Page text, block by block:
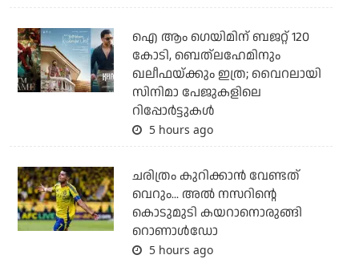
ഐ ആം ഗെയിമിന് ബജറ്റ് 120
കോടി, ബെത്‌ലഹേമിനും
ഖലീഫയ്ക്കും ഇത്ര; വൈറലായി
സിനിമാ പേജുകളിലെ
റിപ്പോര്‍ട്ടുകള്‍
5 hours ago
ചരിത്രം കുറിക്കാന്‍ വേണ്ടത്
വെറും... അല്‍ നസറിന്റെ
കൊടുമുടി കയറാനൊരുങ്ങി
റൊണാള്‍ഡോ
5 hours ago